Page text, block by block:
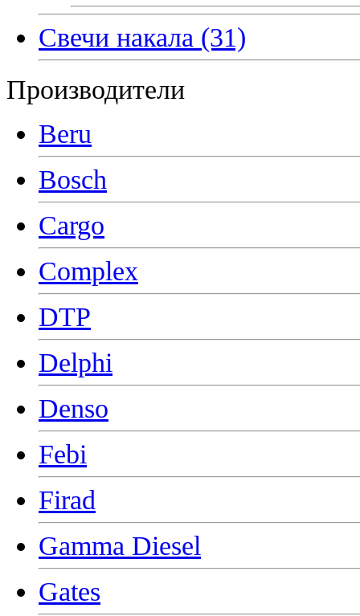
Свечи накала (31)
Производители
Beru
Bosch
Cargo
Complex
DTP
Delphi
Denso
Febi
Firad
Gamma Diesel
Gates